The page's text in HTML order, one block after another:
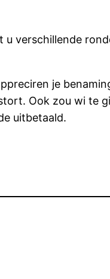
verschillende
je
Ook zou wi te
uitbetaald.